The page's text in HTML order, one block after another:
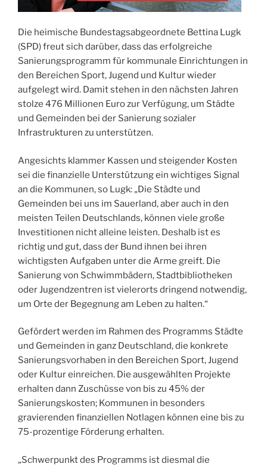
Die heimische Bundestagsabgeordnete Bettina Lugk
(SPD) freut sich darüber, dass das erfolgreiche
Sanierungsprogramm für kommunale Einrichtungen in
den Bereichen Sport, Jugend und Kultur wieder
aufgelegt wird. Damit stehen in den nächsten Jahren
stolze 476 Millionen Euro zur Verfügung, um Städte
und Gemeinden bei der Sanierung sozialer
Infrastrukturen zu unterstützen.
Angesichts klammer Kassen und steigender Kosten
sei die finanzielle Unterstützung ein wichtiges Signal
an die Kommunen, so Lugk: „Die Städte und
Gemeinden bei uns im Sauerland, aber auch in den
meisten Teilen Deutschlands, können viele große
Investitionen nicht alleine leisten. Deshalb ist es
richtig und gut, dass der Bund ihnen bei ihren
wichtigsten Aufgaben unter die Arme greift. Die
Sanierung von Schwimmbädern, Stadtbibliotheken
oder Jugendzentren ist vielerorts dringend notwendig,
um Orte der Begegnung am Leben zu halten.“
Gefördert werden im Rahmen des Programms Städte
und Gemeinden in ganz Deutschland, die konkrete
Sanierungsvorhaben in den Bereichen Sport, Jugend
oder Kultur einreichen. Die ausgewählten Projekte
erhalten dann Zuschüsse von bis zu 45% der
Sanierungskosten; Kommunen in besonders
gravierenden finanziellen Notlagen können eine bis zu
75-prozentige Förderung erhalten.
„Schwerpunkt des Programms ist diesmal die